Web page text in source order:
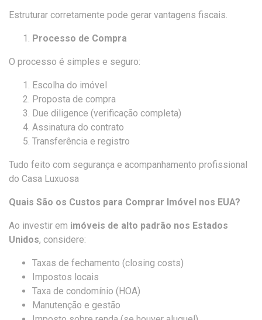
Estruturar corretamente pode gerar vantagens fiscais.
Processo de Compra
O processo é simples e seguro:
Escolha do imóvel
Proposta de compra
Due diligence (verificação completa)
Assinatura do contrato
Transferência e registro
Tudo feito com segurança e acompanhamento profissional
do Casa Luxuosa
Quais São os Custos para Comprar Imóvel nos EUA?
Ao investir em imóveis de alto padrão nos Estados
Unidos, considere:
Taxas de fechamento (closing costs)
Impostos locais
Taxa de condomínio (HOA)
Manutenção e gestão